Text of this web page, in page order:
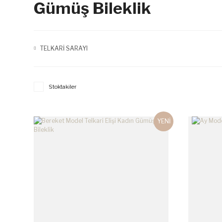
Gümüş Bileklik
TELKARİ SARAYI
Stoktakiler
YENİ